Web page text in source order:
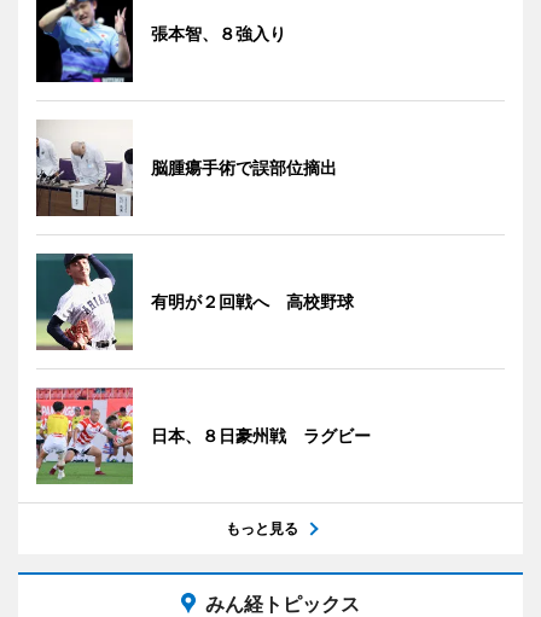
張本智、８強入り
脳腫瘍手術で誤部位摘出
有明が２回戦へ 高校野球
日本、８日豪州戦 ラグビー
もっと見る
みん経トピックス